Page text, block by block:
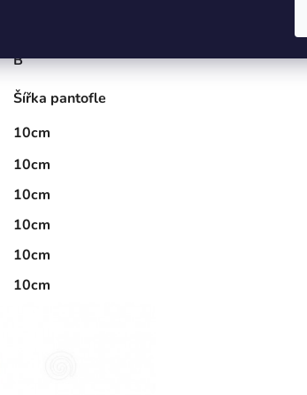
B
Šířka pantofle
10cm
10cm
10cm
10cm
10cm
10cm